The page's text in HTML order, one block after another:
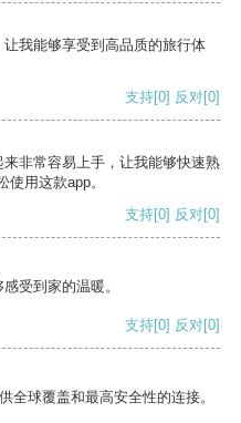
我能够享受到高品质的旅行体
支持[0] 反对[0]
非常容易上手，让我能够快速熟
用这款app。
支持[0] 反对[0]
受到家的温暖。
支持[0] 反对[0]
全球覆盖和最高安全性的连接。